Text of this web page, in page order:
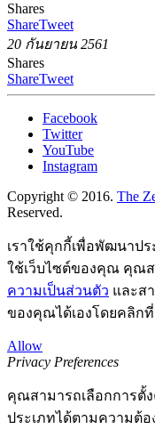
Shares
ShareTweet
20 กันยายน 2561
Shares
ShareTweet
Facebook
Twitter
YouTube
Instagram
Copyright © 2016. The
Reserved.
เราใช้คุกกี้เพื่อพัฒนาป
ใช้เว็บไซต์ของคุณ คุณส
ความเป็นส่วนตัว และส
ของคุณได้เองโดยคลิกที่
Allow
Privacy Preferences
คุณสามารถเลือกการตั้
ประเภทได้ตามความต้อ